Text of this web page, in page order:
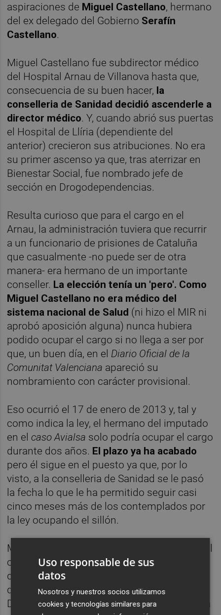
aspiraciones de Miguel Castellano, hermano
del ex delegado del Gobierno Serafín
Castellano.
Miguel Castellano fue subdirector médico
del Hospital Arnau de Villanova hasta que,
consecuencia de su buen hacer, la
conselleria de Sanidad decidió ascenderle a
director médico. Y, cuando abrió sus puertas
el Hospital de Llíria (dependiente del
anterior) crecieron sus atribuciones. No era
su primer ascenso ya que, tras aterrizar en
Bienestar Social, fue nombrado jefe de
sección en Drogodependencias.
Resulta curioso que para el cargo en el
Arnau, la administración tuviera que recurrir
a un funcionario de prisiones de Cataluña
que casualmente -no puede ser de otra
manera- era hermano de un importante
conseller. La elección tenía un 'pero'. Como
Miguel Castellano no era médico del
sistema nacional de Salud (ni hizo el MIR ni
aprobó aposición alguna) nunca hubiera
podido ocupar el cargo si no llega a ser por
que, un buen día, en el Diario Oficial de la
Comunitat Valenciana apareció su
nombramiento con carácter provisional.
Eso ocurrió el 17 de enero de 2013 y, tal y
como indica la ley, el hermano del imputado
en elcaso Avialsa solo podría ocupar el cargo
durante dos años. El plazo ya ha acabado
pero él sigue en el puesto ya que, por lo
visto, a la conselleria de Sanidad se le pasó
la fecha lo que le ha permitido seguir casi
cinco meses más de los contemplados por
la ley ocupando el sillón.
Más suerte ha tenido en este cargo que en el
ocupó en la conselleria de Bienestar Social,
donde aterrizó en 1998. No se puede negar
que llegó a jefe de sección de Estudios de
Drogodependencia en la Agencia Valenciana
Uso responsable de sus
datos
Nosotros y nuestros socios utilizamos
cookies y tecnologías similares para